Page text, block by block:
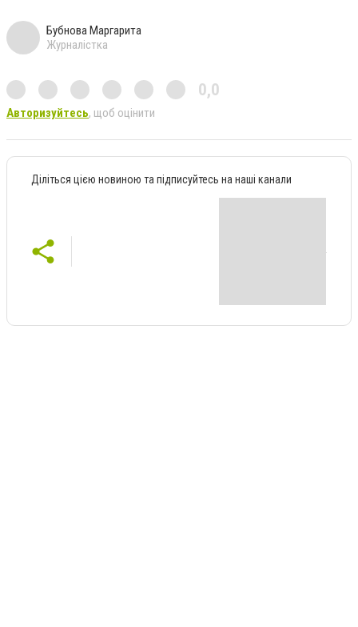
Бубнова Маргарита
Журналістка
0,0
Авторизуйтесь, щоб оцінити
Діліться цією новиною та підписуйтесь на наші канали